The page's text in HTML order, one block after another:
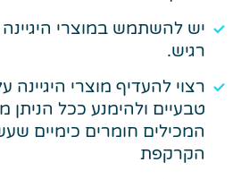
יש להשתמש במוצרי
רגיש.
רצוי להעדיף מוצרי היגיינה
טבעיים ולהימנע ככל
המכילים חומרים כימיים
הקרקפת